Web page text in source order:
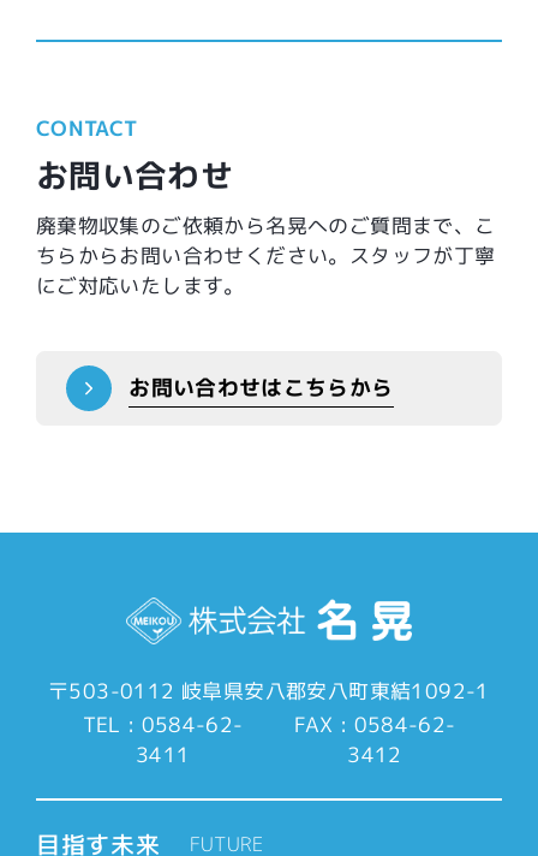
CONTACT
お問い合わせ
廃棄物収集のご依頼から名晃へのご質問まで、こ
ちらからお問い合わせください。スタッフが丁寧
にご対応いたします。
お問い合わせはこちらから
〒503-0112 岐阜県安八郡安八町東結1092-1
TEL : 0584-62-
3411
FAX : 0584-62-
3412
目指す未来 FUTURE